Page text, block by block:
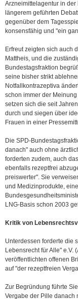
Arzneimittelagentur in
längerem geführten
gegenüber dem
konsensfähig und "ein
Erfreut zeigten sich auch
Mattheis, und die
Bundestagsfraktion
seine bisher strikt
Notfallkontrazeptiva
schon immer der
setzen sich die seit
durch und siegen über
Frauen in einer
Die SPD-
danach" auch ohne
forderten zudem, auch
ebenfalls rezeptfrei
preiswerter". Sie
und Medizinprodukte,
LNG-Basis schon 2003
Kritik von
Unterdessen forderte die
Lebensrecht für Alle" e.V.
veröffentlichten offenen
auf "der rezeptfreien
Zur Begründung führte
Vergabe der Pille danach